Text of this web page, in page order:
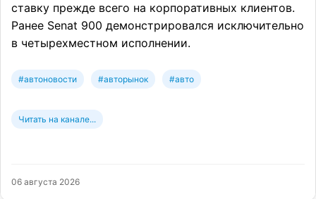
ставку прежде всего на корпоративных клиентов.
Ранее Senat 900 демонстрировался исключительно
в четырехместном исполнении.
#автоновости #авторынок #авто
Читать на канале...
06 августа 2026